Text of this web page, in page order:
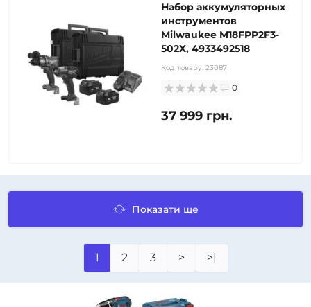
Набор аккумуляторных
инструментов
Milwaukee M18FPP2F3-
502X, 4933492518
Код товару: 23087
0
37 999 грн.
Показати ще
1 2 3 > >|